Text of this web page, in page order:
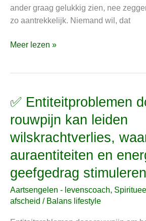
ander graag gelukkig zien, nee
zo aantrekkelijk. Niemand wil, dat
Meer lezen »
✅ Entiteitproblemen
rouwpijn kan leiden
wilskrachtverlies,
auraentiteiten en
geefgedrag stimuleren
Aartsengelen - levenscoach,
afscheid / Balans lifestyle
✅
Entiteitproblemen
door
rouwpijn
leiden
wilskrachtverlies,
waardoor
auraentiteiten